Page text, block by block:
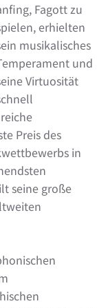
Fagott zu
erhielten
musikalisches
und
Virtuosität
Preis des
in
seine große